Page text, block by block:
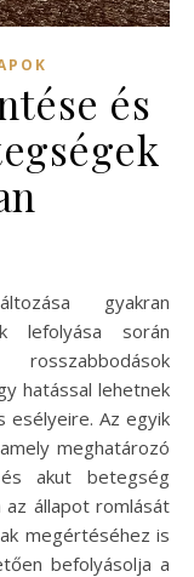
és
lefolyása során
hatással lehetnek
esélyeire. Az egyik
meghatározó
akut betegség
az állapot romlását
megértéséhez is
befolyásolja a